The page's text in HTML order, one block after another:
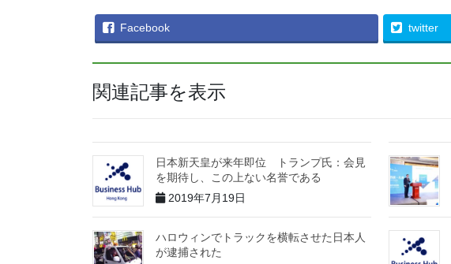
Facebook twitter
関連記事を表示
日本新天皇が来年即位 トランプ氏：会見
を期待し、この上ない名誉である
2019年7月19日
ハロウィンでトラックを横転させた日本人
が逮捕された